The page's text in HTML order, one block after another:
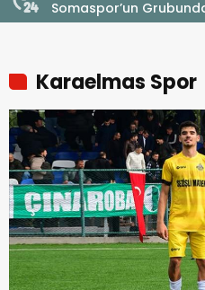
Somaspor’un
Karaelmas Spor